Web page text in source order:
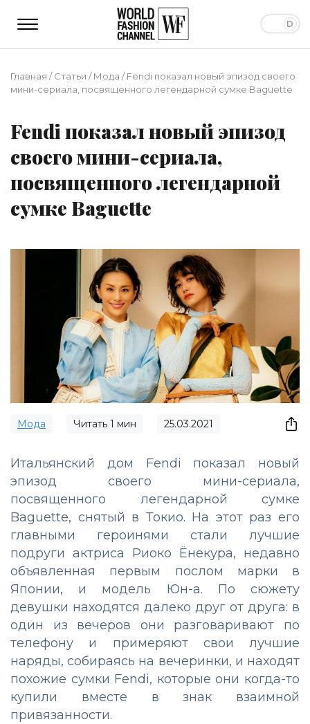
Главная /Статьи /Мода /Fendi показал новый эпизод своего
мини-сериала, посвященного легендарной сумке Baguette
Fendi показал новый эпизод
своего мини-сериала,
посвященного легендарной
сумке Baguette
Мода Читать 1 мин 25.03.2021
Итальянский дом Fendi показал новый
эпизод своего мини-сериала,
посвященного легендарной сумке
Baguette, снятый в Токио. На этот раз его
главными героинями стали лучшие
подруги актриса Риоко Ёнекура, недавно
объявленная первым послом марки в
Японии, и модель Юн-а. По сюжету
девушки находятся далеко друг от друга: в
один из вечеров они разговаривают по
телефону и примеряют свои лучшие
наряды, собираясь на вечеринки, и находят
похожие сумки Fendi, которые они когда-то
купили вместе в знак взаимной
привязанности.